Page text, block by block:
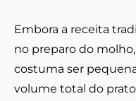
Embora a receita
no preparo do
costuma ser
volume total do